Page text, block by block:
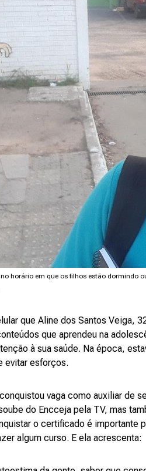
horário em que os filhos estão dormindo
que Aline dos Santos Veiga,
que aprendeu na
à sua saúde. Na época,
evitar esforços.
vaga como auxiliar de
do Encceja pela TV, mas
o certificado é importante
algum curso. E ela acrescenta: